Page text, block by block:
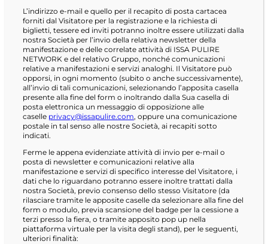
L’indirizzo e-mail e quello per il recapito di posta cartacea
forniti dal Visitatore per la registrazione e la richiesta di
biglietti, tessere ed inviti potranno inoltre essere utilizzati dalla
nostra Società per l’invio della relativa newsletter della
manifestazione e delle correlate attività di ISSA PULIRE
NETWORK e del relativo Gruppo, nonché comunicazioni
relative a manifestazioni e servizi analoghi. Il Visitatore può
opporsi, in ogni momento (subito o anche successivamente),
all’invio di tali comunicazioni, selezionando l’apposita casella
presente alla fine del form o inoltrando dalla Sua casella di
posta elettronica un messaggio di opposizione alle
caselle privacy@issapulire.com, oppure una comunicazione
postale in tal senso alle nostre Società, ai recapiti sotto
indicati.
Ferme le appena evidenziate attività di invio per e-mail o
posta di newsletter e comunicazioni relative alla
manifestazione e servizi di specifico interesse del Visitatore, i
dati che lo riguardano potranno essere inoltre trattati dalla
nostra Società, previo consenso dello stesso Visitatore (da
rilasciare tramite le apposite caselle da selezionare alla fine del
form o modulo, previa scansione del badge per la cessione a
terzi presso la fiera, o tramite apposito pop up nella
piattaforma virtuale per la visita degli stand), per le seguenti,
ulteriori finalità: